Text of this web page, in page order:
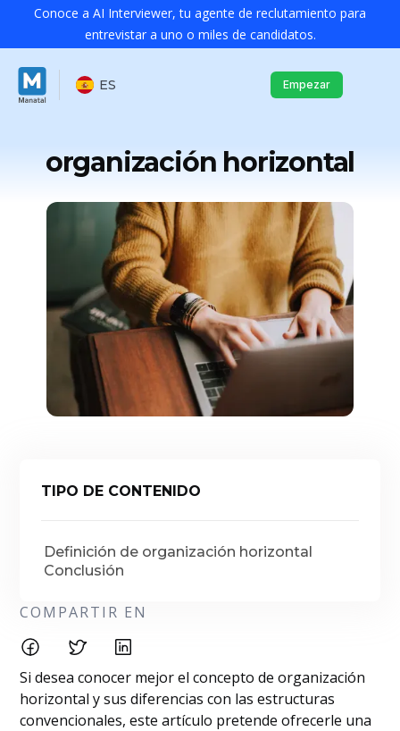
Conoce a AI Interviewer, tu agente de reclutamiento para
entrevistar a uno o miles de candidatos.
ES Empezar
organización horizontal
TIPO DE CONTENIDO
Definición de organización horizontal
Conclusión
COMPARTIR EN
Si desea conocer mejor el concepto de organización
horizontal y sus diferencias con las estructuras
convencionales, este artículo pretende ofrecerle una